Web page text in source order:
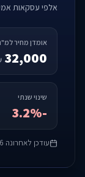
אלפי עסקאות
אומדן מחיר
32,000
שינוי שנתי
-3.2%
עודכן לאחרונה 21/06/2026